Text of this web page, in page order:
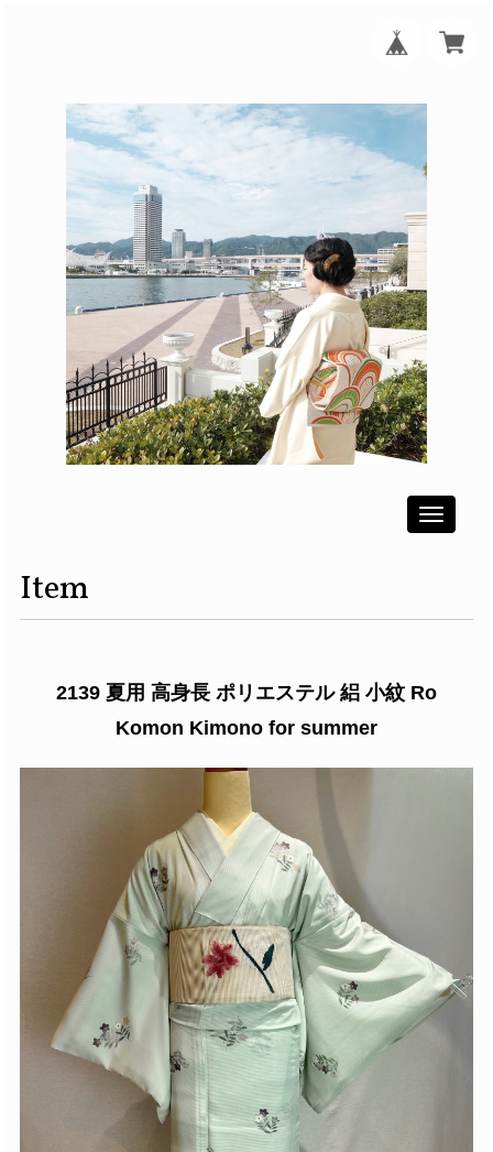
Toggle
Item
2139 夏用 高身長 ポリエステル 絽 小紋 Ro
Komon Kimono for summer